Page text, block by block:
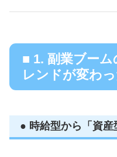
■ 1. 副業ブーム
レンドが変わ
● 時給型から「資産